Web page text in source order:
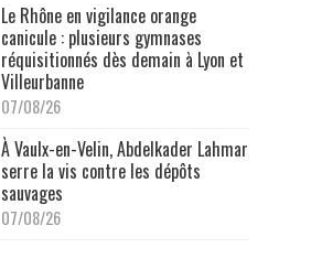
Le Rhône en vigilance orange
canicule : plusieurs gymnases
réquisitionnés dès demain à Lyon et
Villeurbanne
07/08/26
À Vaulx-en-Velin, Abdelkader Lahmar
serre la vis contre les dépôts
sauvages
07/08/26